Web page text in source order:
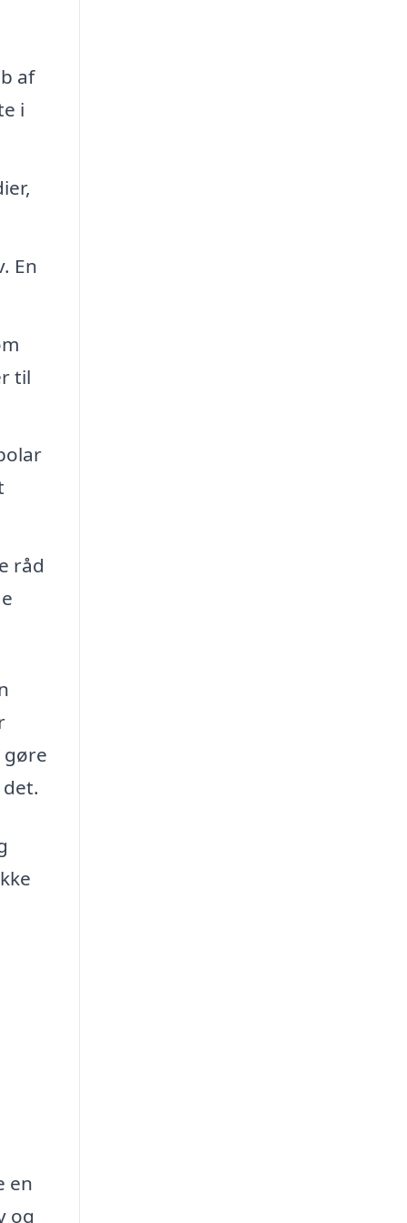
af
i
En
til
råd
gøre
en
og